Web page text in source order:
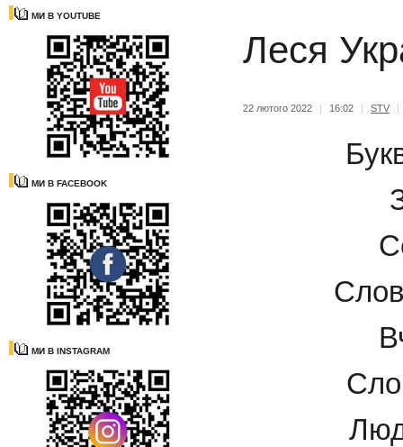
МИ В YOUTUBE
МИ В FACEBOOK
МИ В INSTAGRAM
Леся
22 лютого 2022 | 16:02 | STV |